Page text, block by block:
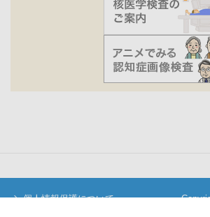
個人情報保護について